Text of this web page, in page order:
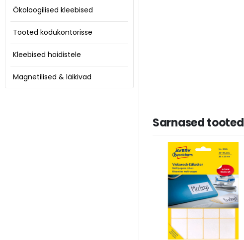
Sarnased tooted
Ökoloogilised kleebised
Tooted kodukontorisse
Kleebised hoidistele
Magnetilised & läikivad